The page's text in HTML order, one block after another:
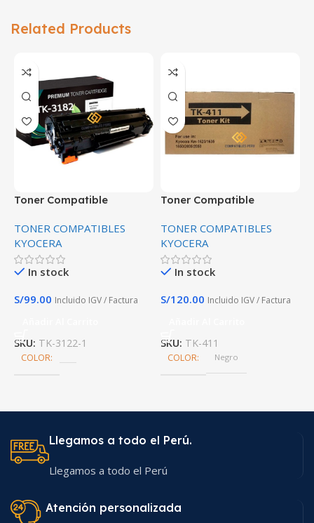
Related Products
Toner Compatible
21.000 Paginas Premium
TONER COMPATIBLES
KYOCERA
In stock
S/99.00 Incluido IGV / Factura
SKU: TK-3122-1
COLOR
Toner Compatible
KM-1650, KM-2050 Alta
calidad Premium
TONER COMPATIBLES
KYOCERA
In stock
S/120.00 Incluido IGV / Factura
SKU: TK-411
COLOR Negro
Llegamos a todo el Perú.
Llegamos a todo el Perú
Atención personalizada